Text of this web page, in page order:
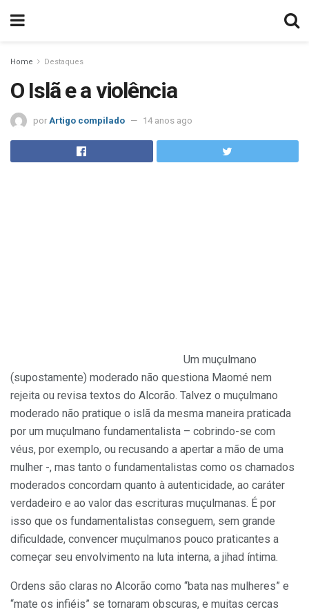
Home Destaques
O Islã e a violência
por Artigo compilado 14 anos ago
Um muçulmano
(supostamente) moderado não questiona Maomé nem
rejeita ou revisa textos do Alcorão. Talvez o muçulmano
moderado não pratique o islã da mesma maneira praticada
por um muçulmano fundamentalista – cobrindo-se com
véus, por exemplo, ou recusando a apertar a mão de uma
mulher -, mas tanto o fundamentalistas como os chamados
moderados concordam quanto à autenticidade, ao caráter
verdadeiro e ao valor das escrituras muçulmanas. É por
isso que os fundamentalistas conseguem, sem grande
dificuldade, convencer muçulmanos pouco praticantes a
começar seu envolvimento na luta interna, a jihad íntima.
Ordens são claras no Alcorão como “bata nas mulheres” e
“mate os infiéis” se tornaram obscuras, e muitas cercas